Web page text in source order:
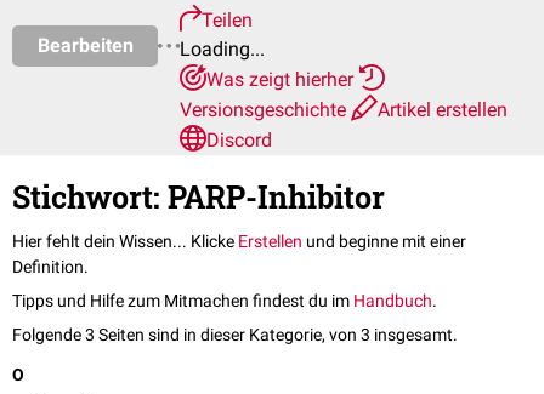
Bearbeiten
Teilen
Loading...
Was zeigt hierher
Versionsgeschichte
Artikel erstellen
Discord
Stichwort: PARP-Inhibitor
Hier fehlt dein Wissen... Klicke Erstellen und beginne mit einer
Definition.
Tipps und Hilfe zum Mitmachen findest du im Handbuch.
Folgende 3 Seiten sind in dieser Kategorie, von 3 insgesamt.
O